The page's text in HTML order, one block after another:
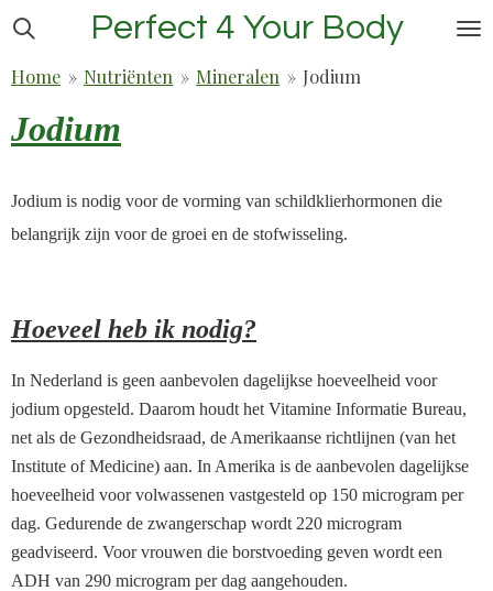
Ga
naar
hoofdinhoud
Perfect 4 Your Body
Home » Nutriënten » Mineralen » Jodium
Jodium
Jodium is nodig voor de vorming van schildklierhormonen die
belangrijk zijn voor de groei en de stofwisseling.
Hoeveel heb ik nodig?
In Nederland is geen aanbevolen dagelijkse hoeveelheid voor
jodium opgesteld. Daarom houdt het Vitamine Informatie Bureau,
net als de Gezondheidsraad, de Amerikaanse richtlijnen (van het
Institute of Medicine) aan. In Amerika is de aanbevolen dagelijkse
hoeveelheid voor volwassenen vastgesteld op 150 microgram per
dag. Gedurende de zwangerschap wordt 220 microgram
geadviseerd. Voor vrouwen die borstvoeding geven wordt een
ADH van 290 microgram per dag aangehouden.